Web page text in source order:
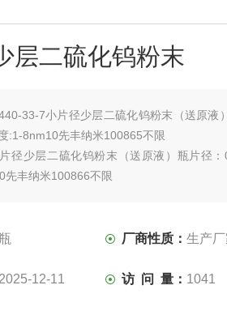
层二硫化钨粉末
33-7小片径少层二硫化钨粉末（送原液
:1-8nm10先丰纳米100865不限
径少层二硫化钨粉末（送原液）瓶片径：
先丰纳米100866不限
厂商性质：生产
2025-12-11 访 问 量： 1041